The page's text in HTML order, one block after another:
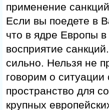
применение
Если вы поедете в
что в ядре Европы
восприятие
сильно. Нельзя не
говорим о
пространство для
крупных